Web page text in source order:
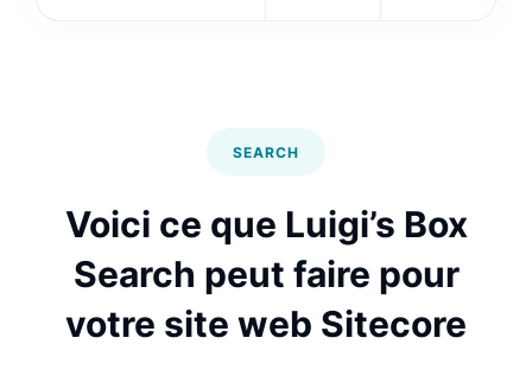
SEARCH
Voici ce que Luigi’s Box
Search peut faire pour
votre site web Sitecore